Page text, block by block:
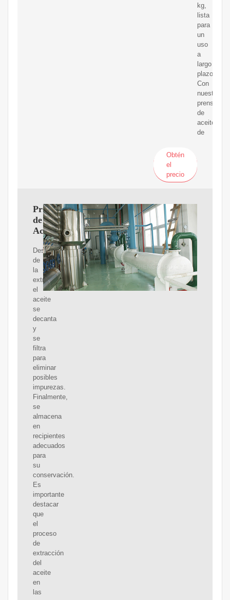
kg,
lista
para
un
uso
a
largo
plazo
Con
nuestra
prensa
de
aceite
de
Obtén
el
precio
Prensas
de
Aceite
Después
de
la
extracción,
el
aceite
se
decanta
y
se
filtra
para
eliminar
posibles
impurezas.
Finalmente,
se
almacena
en
recipientes
adecuados
para
su
conservación.
Es
importante
destacar
que
el
proceso
de
extracción
del
aceite
en
las